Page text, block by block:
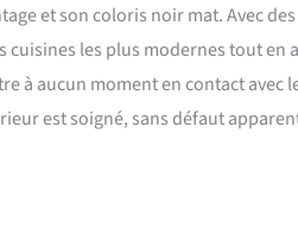
à notre gamme Domus, nous
et son coloris noir mat. Avec
cuisines les plus modernes tout
à aucun moment en contact avec
est soigné, sans défaut